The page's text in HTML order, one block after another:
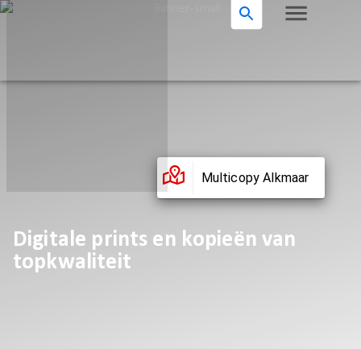
Multicopy Alkmaar
Digitale prints en kopieën van
topkwaliteit